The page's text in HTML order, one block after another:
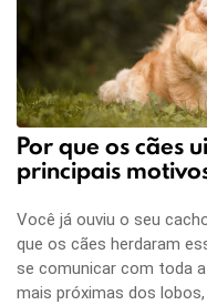
Por que os cães
principais
Você já ouviu o seu
que os cães herdaram
se comunicar com toda
mais próximas dos